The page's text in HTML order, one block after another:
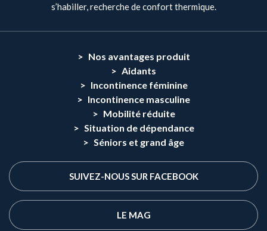
s’habiller, recherche de confort thermique.
Nos avantages produit
Aidants
Incontinence féminine
Incontinence masculine
Mobilité réduite
Situation de dépendance
Séniors et grand âge
SUIVEZ-NOUS SUR FACEBOOK
LE MAG